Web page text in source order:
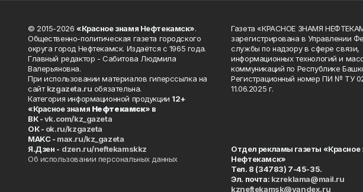
© 2015-2026 «Красное знамя Нефтекамск».
Общественно-политическая газета городского
округа город Нефтекамск. Издаётся с 1965 года.
Главный редактор - Сабитова Людмила
Валерьяновна.
При использовании материалов гиперссылка на
сайтkzgazeta.ru обязательна.
Категория информационной продукции 12+
«Красное знамя Нефтекамск» в
ВК -vk.com/kz_gazeta
ОК - ok.ru/kzgazeta
MAKC - max.ru/kz_gazeta
Я.Дзен - dzen.ru/neftekamskkz
Об использовании персональных данных
Газета «КРАСНОЕ ЗНАМЯ
зарегистрирована в Управлении
службы по надзору в сфере связи,
информационных технологий и
коммуникаций по Республике
Регистрационный номер ПИ № ТУ
11.06.2025 г.
Отдел рекламы газеты «Красное
Нефтекамск»
Тел. 8 (34783) 7-45-35.
Эл. почта: kzreklama@mail.ru
kzneftekamsk@yandex.ru